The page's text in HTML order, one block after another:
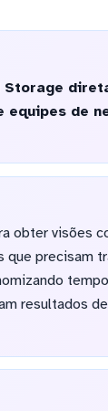
Storage
de
obter visões
que precisam
resultados